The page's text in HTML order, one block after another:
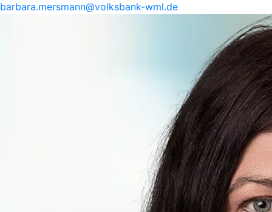
barbara.mersmann@volksbank-wml.de